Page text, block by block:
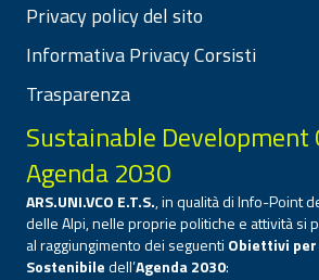
Privacy policy del sito
Informativa Privacy Corsisti
Trasparenza
Sustainable Development
Agenda 2030
ARS.UNI.VCO E.T.S., in qualità di Info-Point
delle Alpi, nelle proprie politiche e attività si
al raggiungimento dei seguenti Obiettivi per
Sostenibiledell’Agenda 2030: